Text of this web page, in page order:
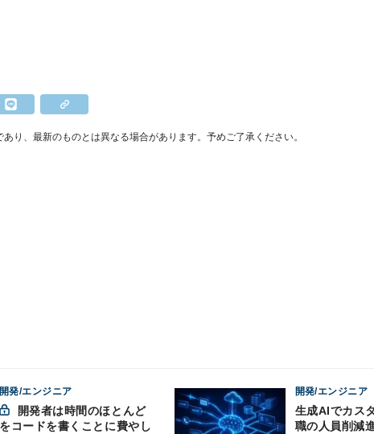
り、最新のものとは異なる場合があります。予めご了承ください。
開発/エンジニア
をコードを書くことに費やし
開発/エンジニア
生成AIでカス
職の人員削減